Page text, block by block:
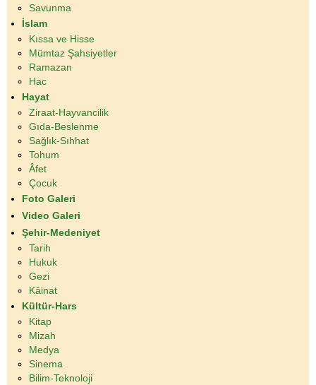
Savunma
İslam
Kıssa ve Hisse
Mümtaz Şahsiyetler
Ramazan
Hac
Hayat
Ziraat-Hayvancilik
Gıda-Beslenme
Sağlık-Sıhhat
Tohum
Âfet
Çocuk
Foto Galeri
Video Galeri
Şehir-Medeniyet
Tarih
Hukuk
Gezi
Kâinat
Kültür-Hars
Kitap
Mizah
Medya
Sinema
Bilim-Teknoloji